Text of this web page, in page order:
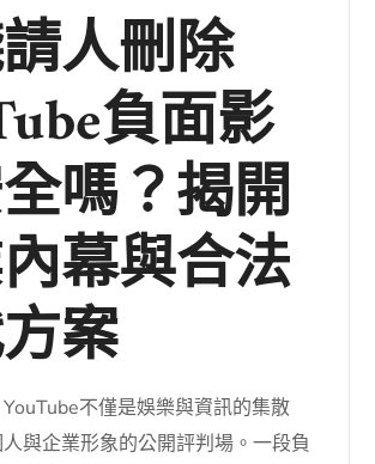
人刪除
負面影
嗎？揭開
幕與合法
案
不僅是娛樂與資訊的集散
與企業形象的公開評判場。一段負